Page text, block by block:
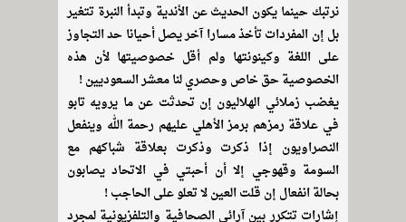
نرتبك حينما يكون الحديث عن الأندية وتبدأ النبرة تتغير
بل إن المفردات تأخذ مسارا آخر يصل أحيانا حد التجاوز
على اللغة وكينونتها ولم أقل خصوصيتها لأن هذه
الخصوصية حق خاص وحصري لنا معشر السعوديين !
يغضب زملائي الهلاليون إن تحدثت عن ما يرويه تابو
في علاقة رمزهم برمز الأهلي عليهم رحمة الله وينفعل
النصراويون إذا ذكرت وذكرت بعلاقة شباكهم مع
السومة وقهوجي إلا أن أحبتي في الاتحاد يصابون
بحالة انفعال إن قلت العين لا تعلو على الحاجب !
إشارات تتكرر بين آرائي الصحافية والتلفزيونية لمجرد